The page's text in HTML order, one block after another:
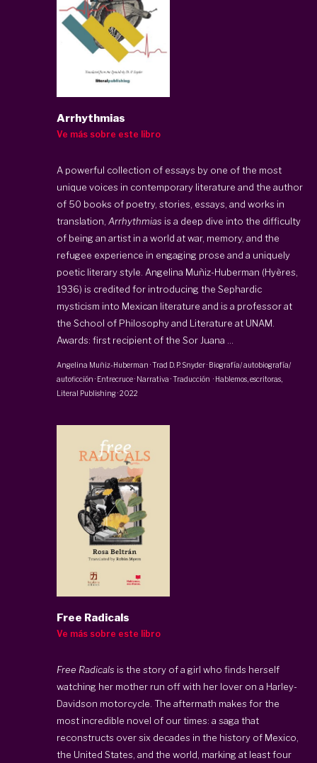
Arrhythmias
Ve más sobre este libro
A powerful collection of essays by one of the most
unique voices in contemporary literature and the author
of 50 books of poetry, stories, essays, and works in
translation, Arrhythmias is a deep dive into the difficulty
of being an artist in a world at war, memory, and the
refugee experience in engaging prose and a uniquely
poetic literary style. Angelina Muñiz-Huberman (Hyères,
1936) is credited for introducing the Sephardic
mysticism into Mexican literature and is a professor at
the School of Philosophy and Literature at UNAM.
Awards: first recipient of the Sor Juana ...
Angelina Muñiz-Huberman · Trad D. P. Snyder· Biografía/ autobiografía/
autoficción · Entrecruce · Narrativa · Traducción · Hablemos, escritoras
Literal Publishing·2022
Free Radicals
Ve más sobre este libro
Free Radicals is the story of a girl who finds herself
watching her mother run off with her lover on a Harley-
Davidson motorcycle. The aftermath makes for the
most incredible novel of our times: a saga that
reconstructs over six decades in the history of Mexico,
the United States, and the world, marking at least four